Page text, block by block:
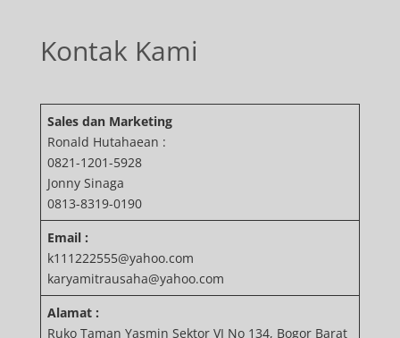
Kontak Kami
Sales dan Marketing
Ronald Hutahaean :
0821-1201-5928
Jonny Sinaga
0813-8319-0190
Email :
k111222555@yahoo.com
karyamitrausaha@yahoo.com
Alamat :
Ruko Taman Yasmin Sektor VI No 134, Bogor Barat